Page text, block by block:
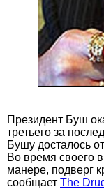
Президент Буш
третьего за
Бушу досталось
Во время своего
манере, подверг
сообщает The